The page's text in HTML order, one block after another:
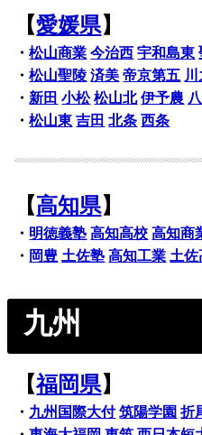
【愛媛県】
・松山商業 今治西 宇和島東
・松山聖陵 済美 帝京第五
・ 新田 小松 松山北 伊予農
・松山東 吉田 北条 西条
【高知県】
・ 明徳義塾 高知高校 高知商
・ 岡豊 土佐塾 高知工業 土佐
九州
【福岡県】
・ 九州国際大付 筑陽学園 折